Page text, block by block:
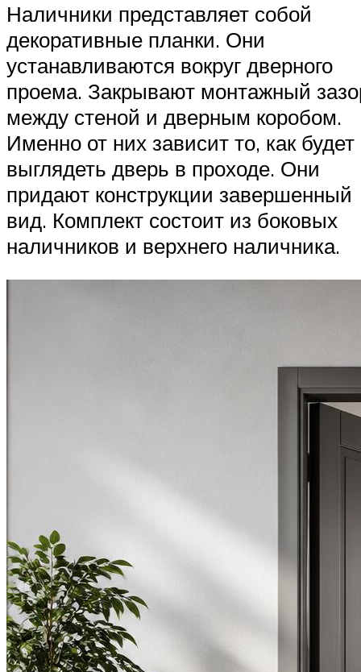
Наличники представляет собой
декоративные планки. Они
устанавливаются вокруг дверного
проема. Закрывают монтажный
между стеной и дверным коробом.
Именно от них зависит то, как будет
выглядеть дверь в проходе. Они
придают конструкции завершенный
вид. Комплект состоит из боковых
наличников и верхнего наличника.